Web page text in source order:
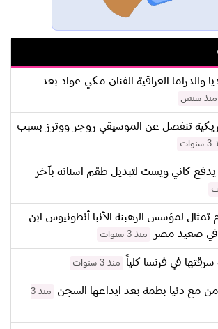
والدراما العراقية الفنان مكي عواد بعد
منذ سنتين
تنفصل عن الموسيقي روجر ووترز بسبب
كاني ويست لتبديل طقم اسنانه بآخر
لمؤسس الرهبنة الأنبا أنطونيوس ابن
في صعيد مصر
منذ 3 سنوات
في فرنسا كلياً منذ 3 سنوات
مع دنيا بطمة بعد ايداعها السجن
منذ 3